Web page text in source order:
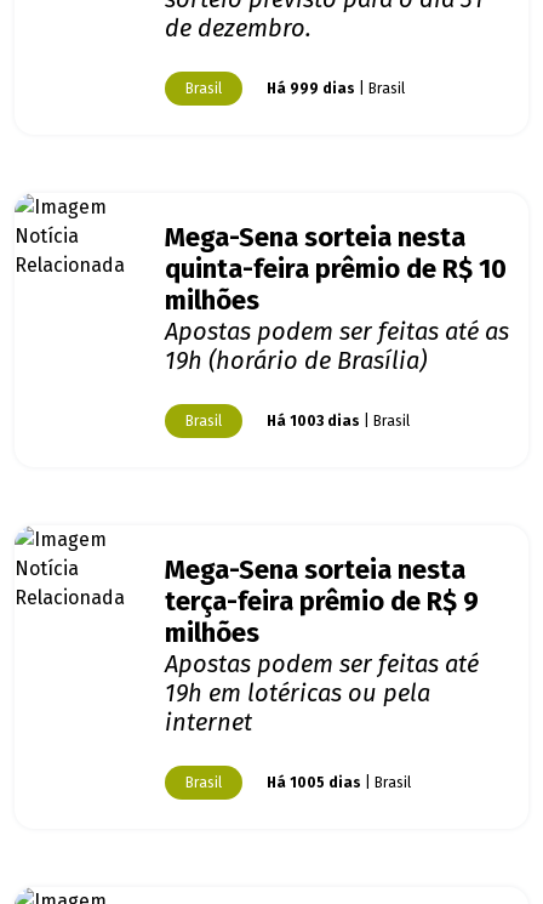
de dezembro.
Brasil Há 999 dias | Brasil
Mega-Sena sorteia nesta
quinta-feira prêmio de R$ 10
milhões
Apostas podem ser feitas até as
19h (horário de Brasília)
Brasil Há 1003 dias | Brasil
Mega-Sena sorteia nesta
terça-feira prêmio de R$ 9
milhões
Apostas podem ser feitas até
19h em lotéricas ou pela
internet
Brasil Há 1005 dias | Brasil